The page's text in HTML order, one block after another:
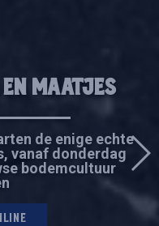
jouw
maatjes
de enige echte
vanaf donderdag
bodemcultuur
jouw
maatjes
de enige echte
vanaf donderdag
bodemcultuur